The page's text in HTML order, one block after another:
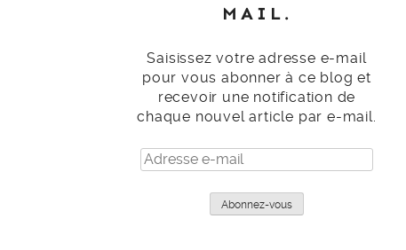
MAIL.
Saisissez votre adresse e-mail
pour vous abonner à ce blog et
recevoir une notification de
chaque nouvel article par e-mail.
Adresse
e-
Abonnez-vous